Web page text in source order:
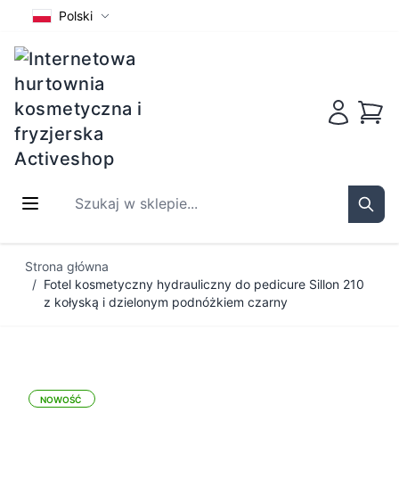
Polski
Szukaj w sklepie...
Strona główna
/ Fotel kosmetyczny hydrauliczny do pedicure Sillon 210
z kołyską i dzielonym podnóżkiem czarny
NOWOŚĆ